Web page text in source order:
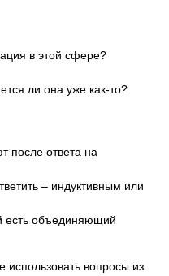
в этой сфере?
ли она уже как-то?
после ответа на
– индуктивным или
есть объединяющий
вопросы из